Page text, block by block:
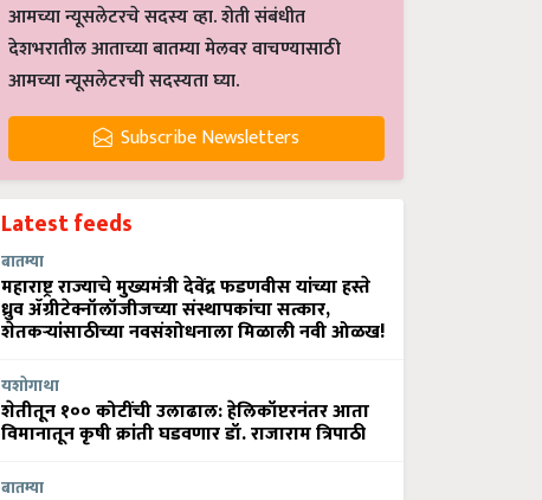
आमच्या न्यूसलेटरचे सदस्य व्हा. शेती संबंधीत
देशभरातील आताच्या बातम्या मेलवर वाचण्यासाठी
आमच्या न्यूसलेटरची सदस्यता घ्या.
Subscribe Newsletters
Latest feeds
बातम्या
महाराष्ट्र राज्याचे मुख्यमंत्री देवेंद्र फडणवीस यांच्या हस्ते
ध्रुव ॲग्रीटेक्नॉलॉजीजच्या संस्थापकांचा सत्कार,
शेतकऱ्यांसाठीच्या नवसंशोधनाला मिळाली नवी ओळख!
यशोगाथा
शेतीतून १०० कोटींची उलाढाल: हेलिकॉप्टरनंतर आता
विमानातून कृषी क्रांती घडवणार डॉ. राजाराम त्रिपाठी
बातम्या